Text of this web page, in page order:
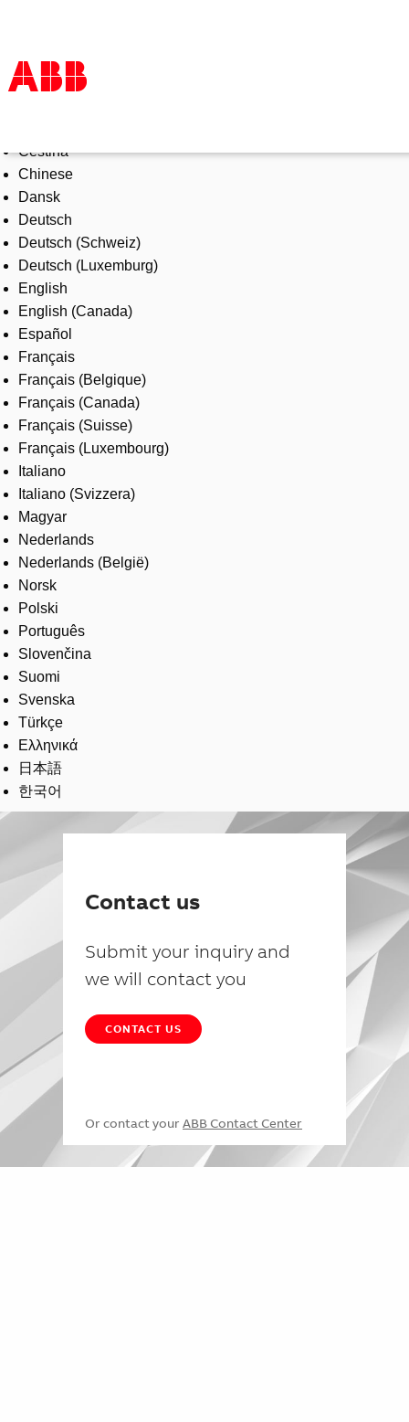
Products & Solutions
Industries
Services
About us
Where to buy
Contact us
Careers
Čeština
Chinese
Dansk
Deutsch
Deutsch (Schweiz)
Deutsch (Luxemburg)
English
English (Canada)
Español
Français
Français (Belgique)
Français (Canada)
Français (Suisse)
Français (Luxembourg)
Italiano
Italiano (Svizzera)
Magyar
Nederlands
Nederlands (België)
Norsk
Polski
Português
Slovenčina
Suomi
Svenska
Türkçe
Ελληνικά
日本語
한국어
Contact us
Submit your inquiry and
we will contact you
CONTACT US
Or contact your ABB Contact Center